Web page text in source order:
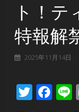
ト！テ
特報解
2025年11月14日